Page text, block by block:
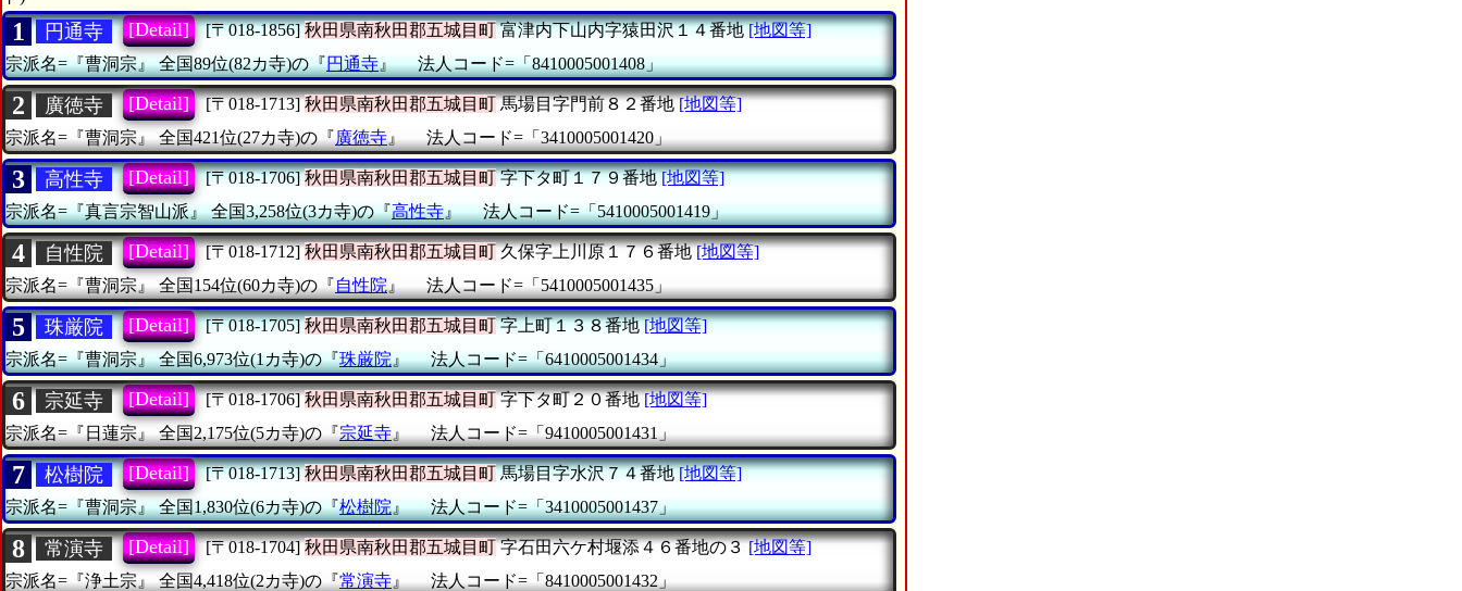
1 円通寺 [Detail] [〒018-1856] 秋田県南秋田郡五城目町富津内下山内字猿田沢１４番地 [地図等]
宗派名=『曹洞宗』 全国89位(82カ寺)の『円通寺』 法人コード=「8410005001408」
2 廣徳寺 [Detail] [〒018-1713] 秋田県南秋田郡五城目町馬場目字門前８２番地 [地図等]
宗派名=『曹洞宗』
全国421位(27カ寺)の『廣徳寺 』 法人コード=「3410005001420」
3 高性寺 [Detail] [〒018-1706] 秋田県南秋田郡五城目町字下タ町１７９番地 [地図等]
宗派名=『真言宗智山派』 全国3,258位(3カ寺)の『高性寺』 法人コード=「5410005001419」
4 自性院 [Detail] [〒018-1712] 秋田県南秋田郡五城目町久保字上川原１７６番地 [地図等]
宗派名=『曹洞宗』
全国154位(60カ寺)の『自性院 』 法人コード=「5410005001435」
5 珠厳院 [Detail] [〒018-1705] 秋田県南秋田郡五城目町字上町１３８番地 [地図等]
宗派名=『曹洞宗』 全国6,973位(1カ寺)の『珠厳院』 法人コード=「6410005001434」
6 宗延寺 [Detail] [〒018-1706] 秋田県南秋田郡五城目町字下タ町２０番地 [地図等]
宗派名=『日蓮宗』
全国2,175位(5カ寺)の『宗延寺 』 法人コード=「9410005001431」
7 松樹院 [Detail] [〒018-1713] 秋田県南秋田郡五城目町馬場目字水沢７４番地 [地図等]
宗派名=『曹洞宗』 全国1,830位(6カ寺)の『松樹院』 法人コード=「3410005001437」
8 常演寺 [Detail] [〒018-1704] 秋田県南秋田郡五城目町字石田六ケ村堰添４６番地の３ [地図等]
宗派名=『浄土宗』
全国4,418位(2カ寺)の『常演寺 』 法人コード=「8410005001432」